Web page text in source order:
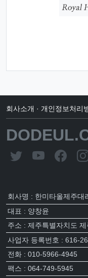
회사소개 · 개인정보처리
회사명 : 한미타올제주대
대표 : 양창윤
주소 : 제주특별자치도
사업자 등록번호 : 616-
전화 : 010-5966-4945
팩스 : 064-749-5945